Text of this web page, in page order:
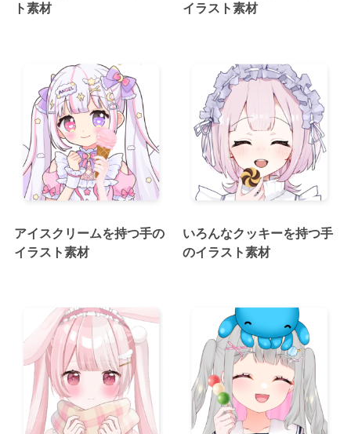
ト素材
イラスト素材
アイスクリームを持つ手の
イラスト素材
いろんなクッキーを持つ手
のイラスト素材